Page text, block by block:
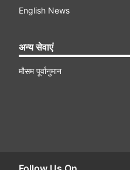
English News
अन्य सेवाएं
मौसम पूर्वानुमान